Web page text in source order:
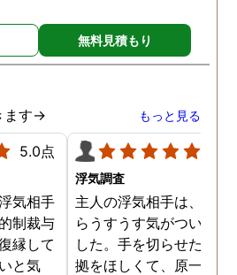
けたのと言われぞっとし
した。すぐに専門の業者
呼び、すぐに駆け付けて
室でピーという音が鳴り
んのうがありました。そ
後は業者が回収してくれ
ぼくは一安心でした。そ
後、愛人と別れ、新たな
生を歩みました。
無料見積もり
ます→ もっと見る
5.0点
気相手
制裁与
縁して
と気
浮気調査
主人の浮気相手は、以前
らうすうす気がついてい
した。手を切らせたくて
拠をほしくて、原一さん